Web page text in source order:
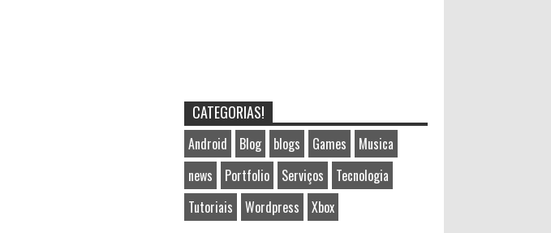
CATEGORIAS!
Android Blog blogs Games
Musica
news
Portfolio Serviços
Tecnologia
Tutoriais
Wordpress Xbox